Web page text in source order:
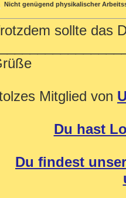
Nicht genügend physikalischer
sollte das
Mitglied von
Du hast
Du findest